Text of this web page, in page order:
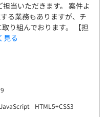
当いただきます。 案件よ
る業務もありますが、チ
り組んでおります。 【担
見る
JavaScript
HTML5+CSS3